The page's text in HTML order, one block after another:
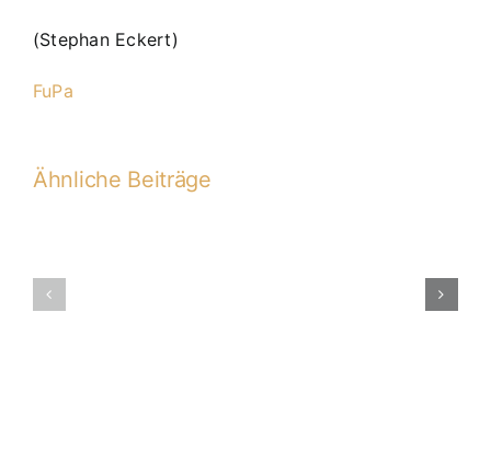
(Stephan Eckert)
FuPa
Ähnliche Beiträge
gegen